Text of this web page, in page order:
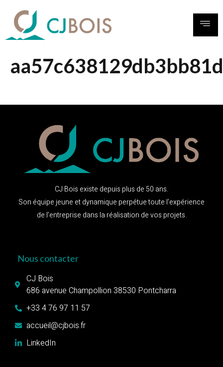
CJ Bois existe depuis plus de 50 ans.
Son équipe jeune et dynamique perpétue toute l’expérience
de l’entreprise dans la réalisation de vos projets.
Nous contacter
CJ Bois
686 avenue Champollion 38530 Pontcharra
+33 4 76 97 11 57
accueil@cjbois.fr
LinkedIn